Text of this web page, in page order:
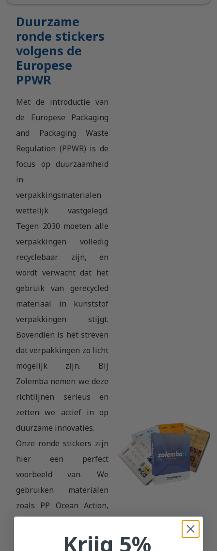
Duurzame
ronde stickers
volgens de
Europese
PPWR
Met de introductie van
de Europese Packaging
and Packaging Waste
Regulation (PPWR) is de
focus op duurzaamheid
in
verpakkingsmaterialen
wettelijk vastgelegd.
Tegen 2030 moeten alle
verpakkingen volledig
recyclebaar zijn, en
wordt verwacht dat het
gebruik van gerecycled
materiaal in kunststof
verpakkingen stijgt.
Bovendien is het streven
dat verpakkingen zo licht
mogelijk zijn. Bij
Zolemba nemen we deze
richtlijnen serieus en
zetten we actief in op
duurzame innovaties.
Onze ronde stickers zijn
hier een perfect
voorbeeld van. We
gebruiken materialen
zoals PP Ocean Action,
inhoud, en PP ForestKrijg 5%